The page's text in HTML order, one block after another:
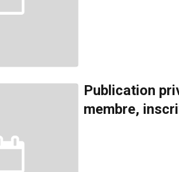
Publication
membre,